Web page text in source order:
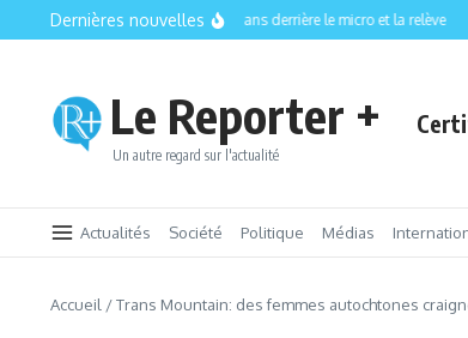
Aller au contenu
Dernières nouvelles
CISM 89.3 FM : 35 ans derrière le micro et la relève
Le Reporter +
Un autre regard sur l'actualité
Actualités Société Politique Médias
Accueil /Trans Mountain: des femmes autochtones